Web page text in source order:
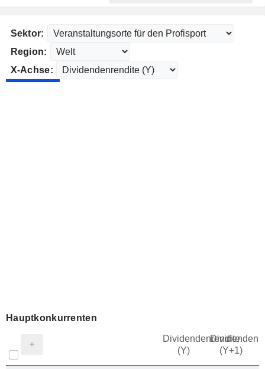
Sektor:
Region:
X-Achse:
Hauptkonkurrenten
Dividendenrendite
(Y)
(Y+1)